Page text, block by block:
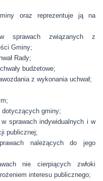
oraz reprezentuje ją na
sprawach związanych z
Gminy;
Rady;
budżetowe;
z wykonania uchwał;
dotyczących gminy;
sprawach indywidualnych i w
publicznej;
należących do jego
nie cierpiących zwłoki
interesu publicznego;